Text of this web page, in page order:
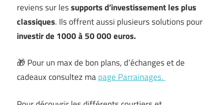
reviens sur lessupports d’investissement les plus
classiques. Ils offrent aussi plusieurs solutions pour
investir de 1000 à 50 000 euros.
🎁 Pour un max de bon plans, d’échanges et de
cadeaux consultez mapage Parrainages.